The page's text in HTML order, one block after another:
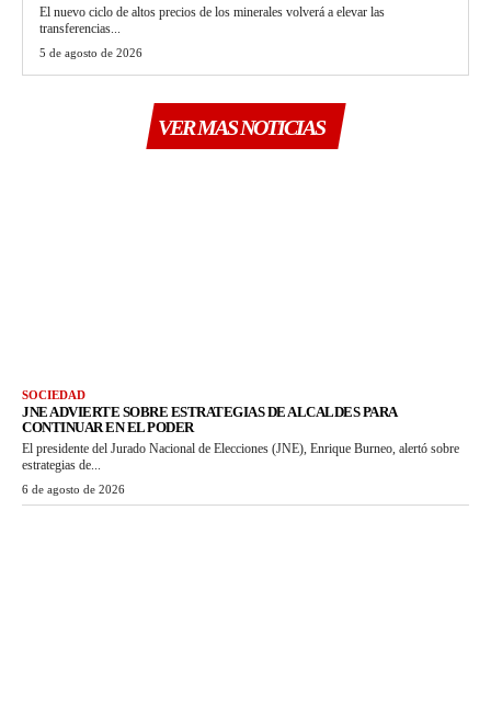
El nuevo ciclo de altos precios de los minerales volverá a elevar las
transferencias...
5 de agosto de 2026
VER MAS NOTICIAS
SOCIEDAD
JNE ADVIERTE SOBRE ESTRATEGIAS DE ALCALDES PARA
CONTINUAR EN EL PODER
El presidente del Jurado Nacional de Elecciones (JNE), Enrique Burneo, alertó sobre
estrategias de...
6 de agosto de 2026